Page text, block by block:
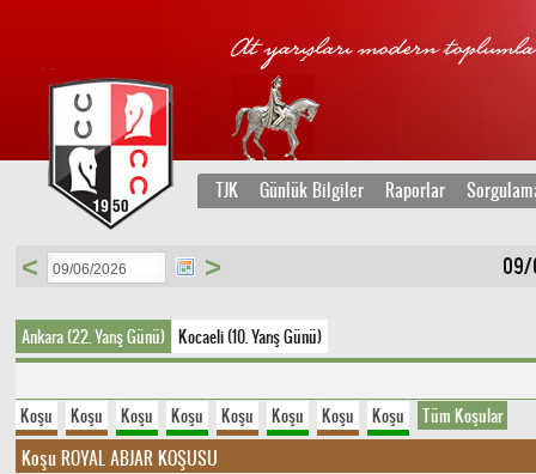
TJK Günlük Bilgiler Raporlar
09/
< >
Ankara (22. Yarış Günü) Kocaeli (10. Yarış Günü)
Koşu Koşu Koşu Koşu Koşu Koşu Koşu Koşu Tüm Koşular
KoşuROYAL ABJAR KOŞUSU